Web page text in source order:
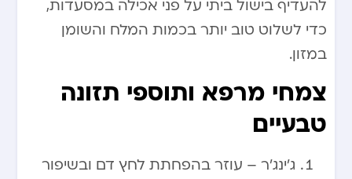
להעדיף בישול ביתי על פני אכילה במסעדות,
כדי לשלוט טוב יותר בכמות המלח והשומן
במזון.
צמחי מרפא ותוספי תזונה
טבעיים
ג’ינג’ר – עוזר בהפחתת לחץ דם ובשיפור